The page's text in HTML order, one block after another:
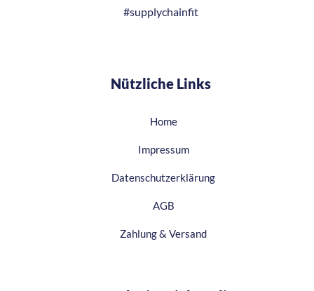
#supplychainfit
Nützliche Links
Home
Impressum
Datenschutzerklärung
AGB
Zahlung & Versand